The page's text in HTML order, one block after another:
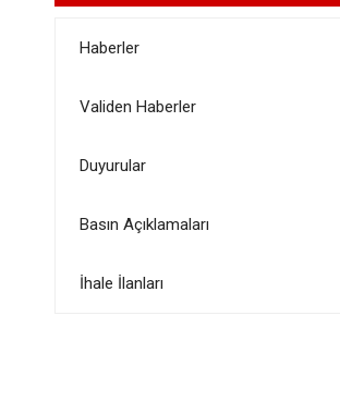
Haberler
Validen Haberler
Duyurular
Basın Açıklamaları
İhale İlanları